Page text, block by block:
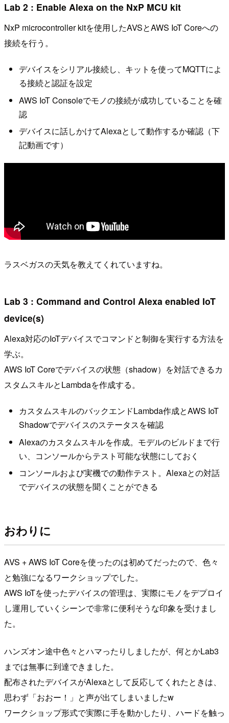
Lab 2 : Enable Alexa on the NxP MCU kit
NxP microcontroller kitを使用したAVSとAWS IoT Coreへの
接続を行う。
デバイスをシリアル接続し、キットを使ってMQTTによ
る接続と認証を設定
AWS IoT Consoleでモノの接続が成功していることを確
認
デバイスに話しかけてAlexaとして動作するか確認（下
記動画です）
ラスベガスの天気を教えてくれていますね。
Lab 3 : Command and Control Alexa enabled IoT
device(s)
Alexa対応のIoTデバイスでコマンドと制御を実行する方法を
学ぶ。
AWS IoT Coreでデバイスの状態（shadow）を対話できるカ
スタムスキルとLambdaを作成する。
カスタムスキルのバックエンドLambda作成とAWS IoT
Shadowでデバイスのステータスを確認
Alexaのカスタムスキルを作成。モデルのビルドまで行
い、コンソールからテスト可能な状態にしておく
コンソールおよび実機での動作テスト。Alexaとの対話
でデバイスの状態を聞くことができる
おわりに
AVS + AWS IoT Coreを使ったのは初めてだったので、色々
と勉強になるワークショップでした。
AWS IoTを使ったデバイスの管理は、実際にモノをデプロイ
し運用していくシーンで非常に便利そうな印象を受けまし
た。
ハンズオン途中色々とハマったりしましたが、何とかLab3
までは無事に到達できました。
配布されたデバイスがAlexaとして反応してくれたときは、
思わず「おおー！」と声が出てしまいましたw
ワークショップ形式で実際に手を動かしたり、ハードを触っ